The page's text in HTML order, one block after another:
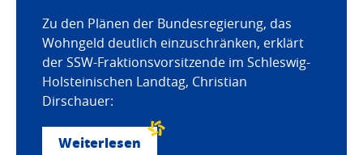
Zu den Plänen der Bundesregierung, das
Wohngeld deutlich einzuschränken, erklärt
der SSW-Fraktionsvorsitzende im Schleswig-
Holsteinischen Landtag, Christian
Dirschauer:
Weiterlesen